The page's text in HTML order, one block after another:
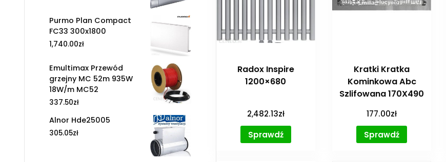
Radox Inspire
1200×680
2,482.13zł
Sprawdź
Kratki Kratka
Kominkowa Abc
Szlifowana 170X490
177.00zł
Sprawdź
Purmo Plan Compact
FC33 300x1800
1,740.00zł
Emultimax Przewód
grzejny MC 52m 935W
18W/m MC52
337.50zł
Alnor Hde25005
305.05zł